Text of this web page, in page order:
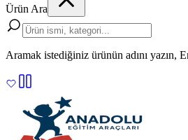
Ürün Ara
Aramak istediğiniz ürünün adını yazın,